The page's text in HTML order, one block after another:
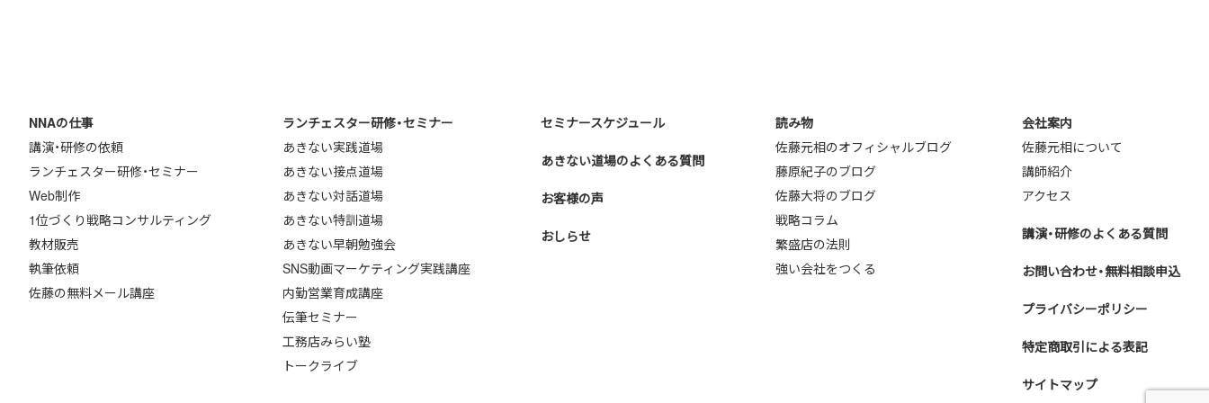
NNAの仕事
講演・研修の依頼
ランチェスター研修・セミナー
Web制作
1位づくり戦略コンサルティング
教材販売
執筆依頼
佐藤の無料メール講座
ランチェスター研修・セミナー
あきない実践道場
あきない接点道場
あきない対話道場
あきない特訓道場
あきない早朝勉強会
SNS動画マーケティング実践講座
内勤営業育成講座
伝筆セミナー
工務店みらい塾
トークライブ
セミナースケジュール
あきない道場のよくある質問
お客様の声
おしらせ
読み物
佐藤元相のオフィシャルブログ
藤原紀子のブログ
佐藤大将のブログ
戦略コラム
繁盛店の法則
強い会社をつくる
会社案内
佐藤元相について
講師紹介
アクセス
講演・研修のよくある質問
お問い合わせ・無料相談申込
プライバシーポリシー
特定商取引による表記
サイトマップ